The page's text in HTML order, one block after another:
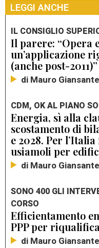
LEGGI ANCHE
IL CONSIGLIO
Il parere: “Opera
un’applicazione
(anche post-2011)”
di Mauro Giansante
CDM, OK AL PIANO
Energia, sì alla
scostamento di
e 2028. Per
usiamoli per
di Mauro Giansante
SONO 400 GLI
CORSO
Efficientamento
PPP per
di Mauro Giansante